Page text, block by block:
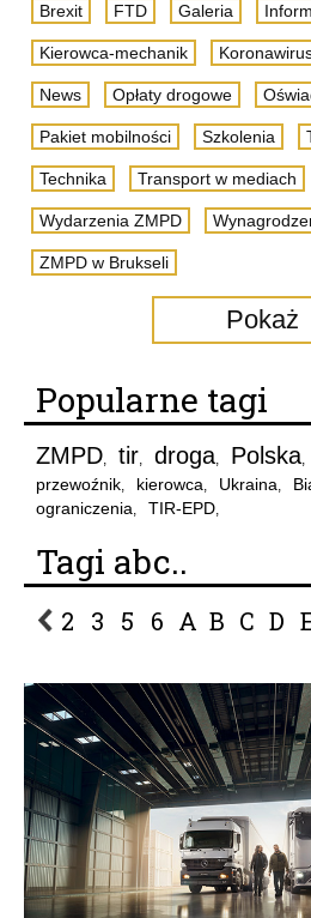
Brexit FTD Galeria
Kierowca-mechanik
News Opłaty drogowe
Pakiet mobilności Szkolenia
Technika Transport w mediach
Wydarzenia ZMPD
ZMPD w Brukseli
Pokaż
Popularne tagi
ZMPD, tir, droga, Polska,
przewoźnik, kierowca, Ukraina,
ograniczenia, TIR-EPD,
Tagi abc..
2 3 5 6 A B C D